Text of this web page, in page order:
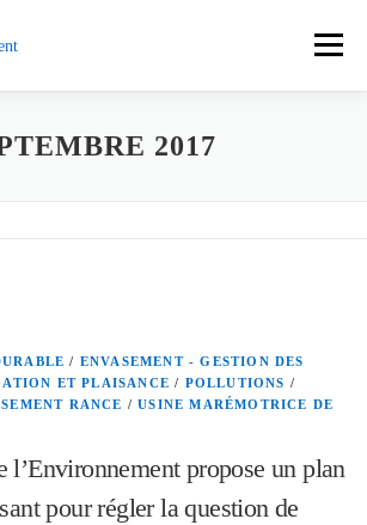
Menu
DOCUMENTS
2017
/ ENVASEMENT - GESTION DES
ET PLAISANCE / POLLUTIONS /
RANCE /USINE MARÉMOTRICE DE
l’Environnement propose un plan
pour régler la question de